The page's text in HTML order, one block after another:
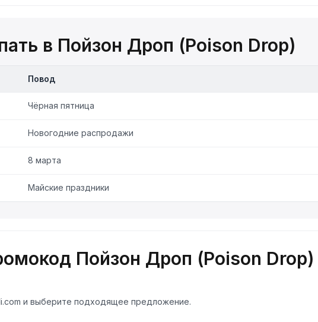
в Пойзон Дроп (Poison Drop)
Повод
Чёрная пятница
Новогодние распродажи
8 марта
Майские праздники
Пойзон Дроп (Poison Drop)
и выберите подходящее предложение.